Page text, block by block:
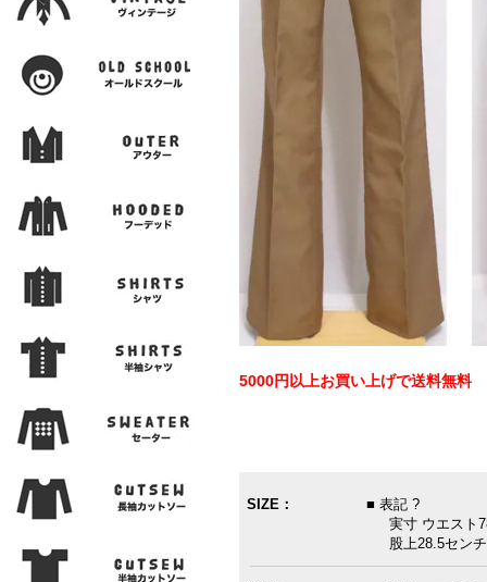
5000円以上お買い上げで送料無料
SIZE：
■ 表記 ?
実寸 ウエスト
股上28.5セン